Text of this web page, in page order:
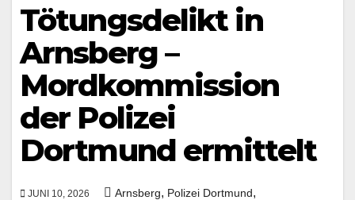
Tötungsdelikt in
Arnsberg –
Mordkommission
der Polizei
Dortmund ermittelt
JUNI 10, 2026 Arnsberg, Polizei Dortmund,